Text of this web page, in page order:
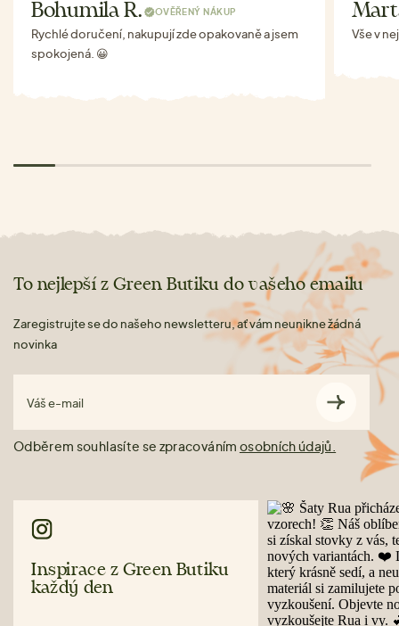
Bohumila R. OVĚŘENÝ NÁKUP
Rychlé doručení, nakupují zde opakovaně a jsem
spokojená. 😀
Vše v
To nejlepší z Green Butiku do vašeho emailu
Zaregistrujte se do našeho newsletteru, ať vám neunikne žádná
novinka
Váš e-mail
Odběrem souhlasíte se zpracováním osobních údajů.
Inspirace z Green Butiku
každý den